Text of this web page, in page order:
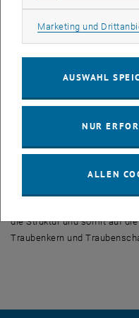
Struktur der einzelnen
im Mund.
Genau dieses Prinzip
zunutze. Eiweißmoleküle so
Rotwein beschickt. Die
reagieren unterschiedlich
Spektroskopie verfolgen.
beobachteten Reaktion
die Struktur und somit auf
Traubenkern und
Marketing und
AUSWAHL
NUR
ALLEN